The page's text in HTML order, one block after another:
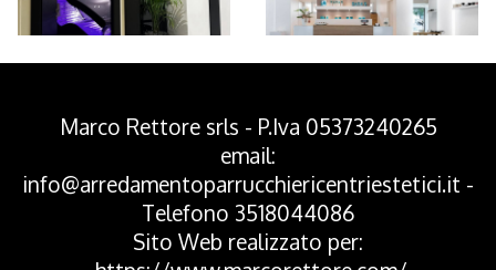
Marco Rettore srls - P.Iva 05373240265
email:
info@arredamentoparrucchiericentriestetici.it -
Telefono 3518044086
Sito Web realizzato per: